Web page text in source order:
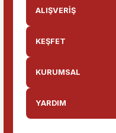
ALIŞVERİŞ
KEŞFET
KURUMSAL
YARDIM